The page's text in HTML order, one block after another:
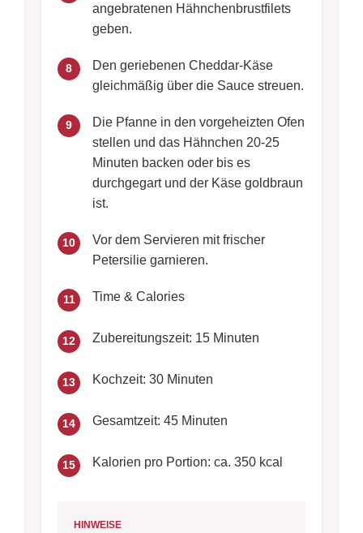
angebratenen Hähnchenbrustfilets
geben.
8
Den geriebenen Cheddar-Käse
gleichmäßig über die Sauce streuen.
9
Die Pfanne in den vorgeheizten Ofen
stellen und das Hähnchen 20-25
Minuten backen oder bis es
durchgegart und der Käse goldbraun
ist.
10
Vor dem Servieren mit frischer
Petersilie garnieren.
11 Time & Calories
12 Zubereitungszeit: 15 Minuten
13 Kochzeit: 30 Minuten
14 Gesamtzeit: 45 Minuten
15 Kalorien pro Portion: ca. 350 kcal
HINWEISE